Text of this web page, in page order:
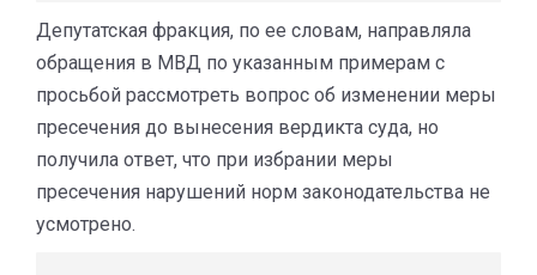
Депутатская фракция, по ее словам, направляла
обращения в МВД по указанным примерам с
просьбой рассмотреть вопрос об изменении меры
пресечения до вынесения вердикта суда, но
получила ответ, что при избрании меры
пресечения нарушений норм законодательства не
усмотрено.